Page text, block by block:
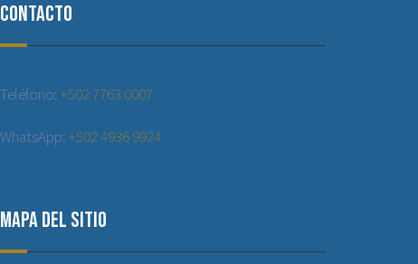
Contacto
Teléfono:+502 7763 0007
WhatsApp:+502 4936 9924
Mapa del sitio